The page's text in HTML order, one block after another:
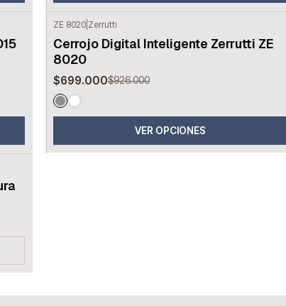
OFF
ZE 8020| Zerrutti
Cerrojo Digital Inteligente Zerrutti ZE
8020
$699.000$926.000
VER OPCIONES